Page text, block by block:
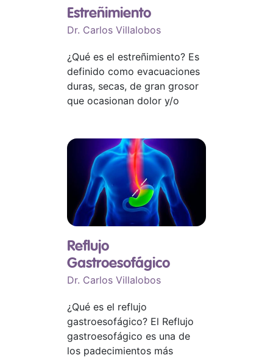
Estreñimiento
Dr. Carlos Villalobos
¿Qué es el estreñimiento? Es
definido como evacuaciones
duras, secas, de gran grosor
que ocasionan dolor y/o
Reflujo
Gastroesofágico
Dr. Carlos Villalobos
¿Qué es el reflujo
gastroesofágico? El Reflujo
gastroesofágico es una de
los padecimientos más